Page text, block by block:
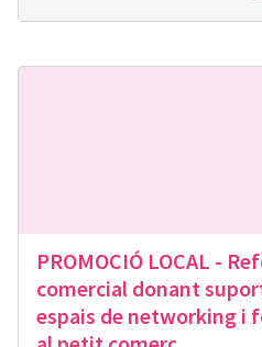
PROMOCIÓ LOCAL -
comercial donant
espais de networking i